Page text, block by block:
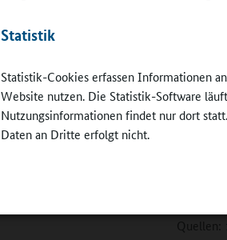
Statistik
Statistik-Cookies erfassen Informationen
Website nutzen. Die Statistik-Software
Nutzungsinformationen findet nur dort
Daten an Dritte erfolgt nicht.
In
Quellen: